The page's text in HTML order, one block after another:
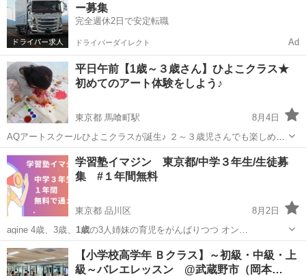
ー募集
完全週休2日で安定転職
ドライバーダイレクト Ad
平日午前【1歳～３歳さん】ひよこクラス★
初めてのアート体験をしよう♪
東京都 馬喰町駅
8月4日
AQアートスクールひよこクラスが誕生♪ ２～３歳児さんでも楽しめる
週替わりの課題をご用意しております。 絵の具遊びや簡単な工作で、
お子様の想像力を育みます。 単発で通って頂けますのではじめての習
い事にもおすすめです◎ ...
東京 中央区 馬喰町駅 その他 アート
学習塾イマジン 東京都/中学３年生/生徒募
集 #１年間無料
東京都 品川区
8月2日
agine 4歳、3歳、 1歳の3人姉妹の育児をがんばりつつ オン…
東京 品川区 塾 オンライン
【小学校高学年 Ｂクラス】～初級・中級・上
級～バレエレッスン @武蔵野市（岡本…